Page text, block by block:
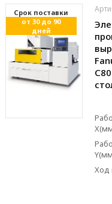
Cрок поставки
от 30 до 90
дней
Ход